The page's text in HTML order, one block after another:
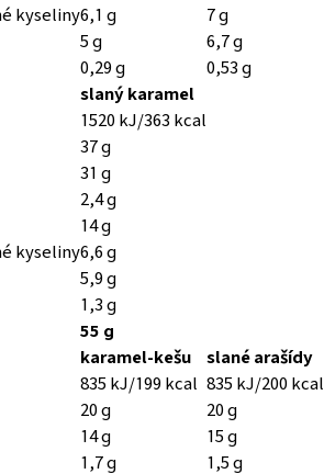
kyseliny6,1 g 7 g
5 g 6,7 g
0,29 g 0,53 g
slaný karamel
1520 kJ/363 kcal
37 g
31 g
2,4 g
14 g
kyseliny6,6 g
5,9 g
1,3 g
55 g
karamel-kešu
slané arašídy
835 kJ/199 kcal 835 kJ/200 kcal
20 g 20 g
14 g 15 g
1,7 g 1,5 g